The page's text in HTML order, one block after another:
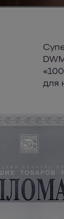
для